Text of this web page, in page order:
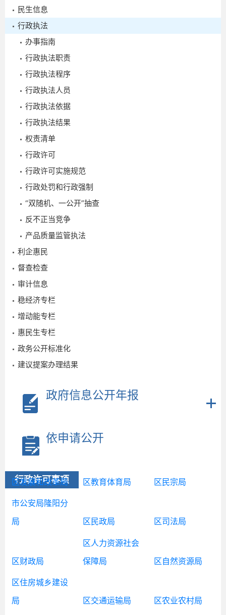
民生信息
行政执法
办事指南
行政执法职责
行政执法程序
行政执法人员
行政执法依据
行政执法结果
权责清单
行政许可
行政许可实施规范
行政处罚和行政强制
“双随机、一公开”抽查
反不正当竞争
产品质量监管执法
利企惠民
督查检查
审计信息
稳经济专栏
增动能专栏
惠民生专栏
政务公开标准化
建议提案办理结果
政府信息公开年报
依申请公开
行政许可事项
区发展和改革局 区教育体育局 区民宗局
市公安局隆阳分
局
区民政局 区司法局
区财政局
区人力资源社会
保障局
区自然资源局
区住房城乡建设
局
区交通运输局 区农业农村局